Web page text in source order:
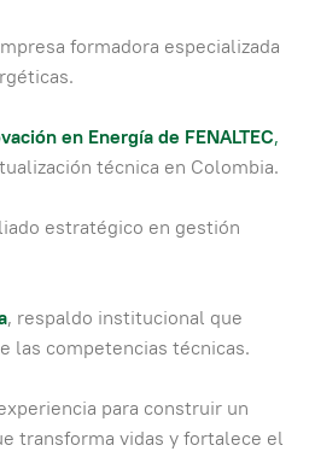
formadora especializada
en Energía de FENALTEC,
técnica en Colombia.
estratégico en gestión
, respaldo institucional que
las competencias técnicas.
para construir un
transforma vidas y fortalece el